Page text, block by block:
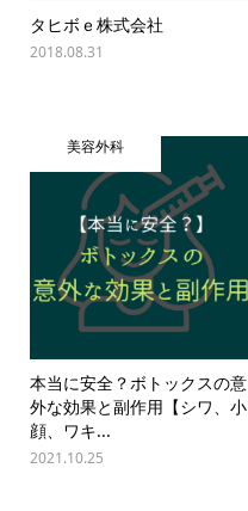
タヒボｅ株式会社
2018.08.31
美容外科
本当に安全？ボトックスの意
外な効果と副作用【シワ、小
顔、ワキ...
2021.10.25